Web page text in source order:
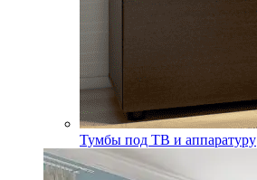
Тумбы под ТВ и аппаратуру